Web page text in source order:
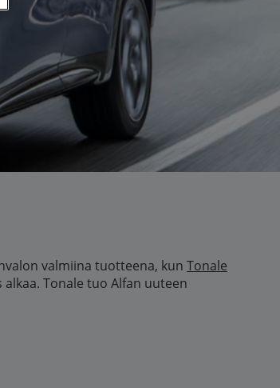
valmiina tuotteena, kun Tonale
Tonale tuo Alfan uuteen